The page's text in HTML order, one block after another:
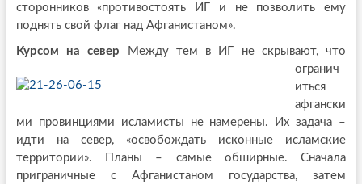
сторонников «противостоять ИГ и не позволить ему
поднять свой флаг над Афганистаном».
Курсом на север
Между тем в ИГ не скрывают, что
огранич
иться
афгански
ми провинциями исламисты не намерены. Их задача –
идти на север, «освобождать исконные исламские
территории». Планы – самые обширные. Сначала
приграничные с Афганистаном государства, затем